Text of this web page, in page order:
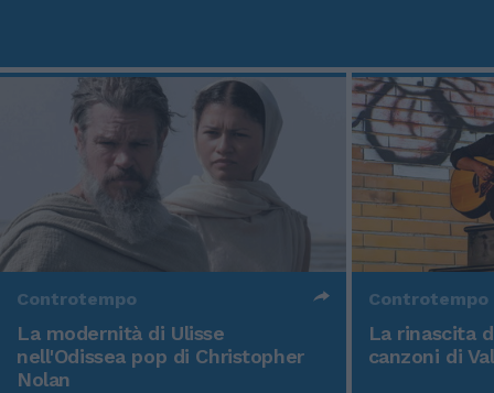
Controtempo
La modernità di Ulisse
nell'Odissea pop di Christopher
Nolan
Controtempo
La rinascita
canzoni di